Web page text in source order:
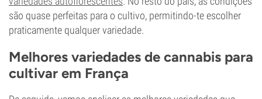
são quase perfeitas para o cultivo, permitindo-te escolher
praticamente qualquer variedade.
Melhores variedades de cannabis para
cultivar em França